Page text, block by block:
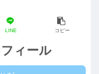
ィール
LINE コピー